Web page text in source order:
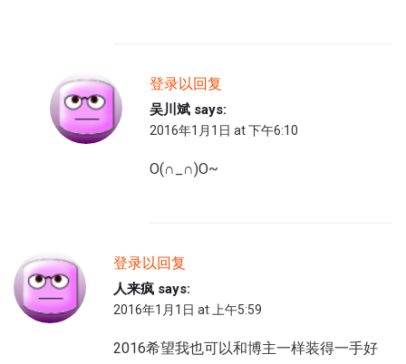
登录以回复
吴川斌 says:
2016年1月1日 at 下午6:10
O(∩_∩)O~
登录以回复
人来疯 says:
2016年1月1日 at 上午5:59
2016希望我也可以和博主一样装得一手好